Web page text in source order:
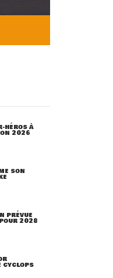
HÉROS À
2026
SON
PRÉVUE
2028
CYCLOPS